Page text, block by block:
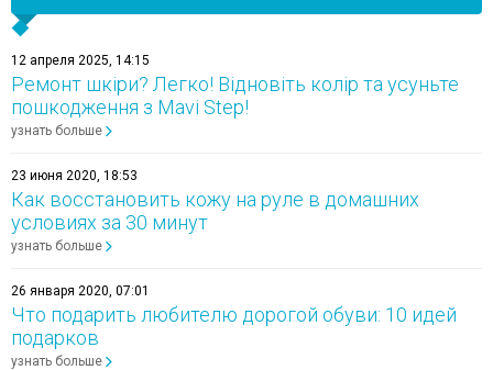
12 апреля 2025, 14:15
Ремонт шкіри? Легко! Відновіть колір та усуньте
пошкодження з Mavi Step!
узнать больше
23 июня 2020, 18:53
Как восстановить кожу на руле в домашних
условиях за 30 минут
узнать больше
26 января 2020, 07:01
Что подарить любителю дорогой обуви: 10 идей
подарков
узнать больше